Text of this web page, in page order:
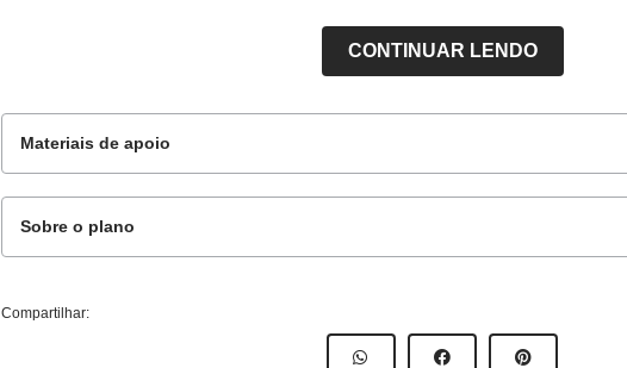
CONTINUAR LENDO
Materiais de apoio
Sobre o plano
Este plano de aula foi produzido pelo Time de Autores NOVA ESCOLA
Compartilhar: